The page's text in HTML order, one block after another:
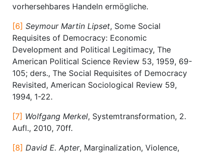
vorhersehbares Handeln ermögliche.
[6] Seymour Martin Lipset, Some Social
Requisites of Democracy: Economic
Development and Political Legitimacy, The
American Political Science Review 53, 1959, 69-
105; ders., The Social Requisites of Democracy
Revisited, American Sociological Review 59,
1994, 1-22.
[7] Wolfgang Merkel, Systemtransformation, 2.
Aufl., 2010, 70ff.
[8] David E. Apter, Marginalization, Violence,